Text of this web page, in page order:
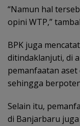
‎“Namun hal
opini WTP,”
BPK juga
ditindaklanjuti, di
pemanfaatan aset
sehingga
‎Selain itu,
di Banjarbaru